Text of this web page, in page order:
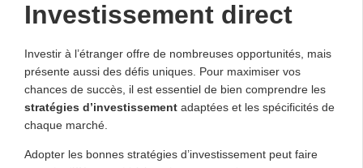
Investissement direct
Investir à l’étranger offre de nombreuses opportunités, mais
présente aussi des défis uniques. Pour maximiser vos
chances de succès, il est essentiel de bien comprendre les
stratégies d’investissement adaptées et les spécificités de
chaque marché.
Adopter les bonnes stratégies d’investissement peut faire